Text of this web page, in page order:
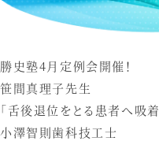
勝史塾4月定例会開催！
笹間真理子先生
「舌後退位をとる患者へ吸
小澤智則歯科技工士